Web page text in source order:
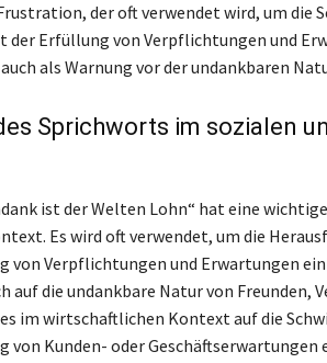
der oft verwendet wird, um die
der Erfüllung von Verpflichtungen und
als Warnung vor der undankbaren
Sprichworts im sozialen
ist der Welten Lohn“ hat eine
Es wird oft verwendet, um die
von Verpflichtungen und Erwartungen
auf die undankbare Natur von Freunden,
im wirtschaftlichen Kontext auf die
von Kunden- oder Geschäftserwartungen